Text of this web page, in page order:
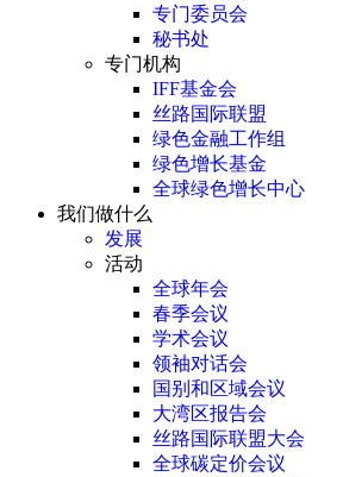
专门委员会
秘书处
专门机构
IFF基金会
丝路国际联盟
绿色金融工作组
绿色增长基金
全球绿色增长中心
我们做什么
发展
活动
全球年会
春季会议
学术会议
领袖对话会
国别和区域会议
大湾区报告会
丝路国际联盟大会
全球碳定价会议